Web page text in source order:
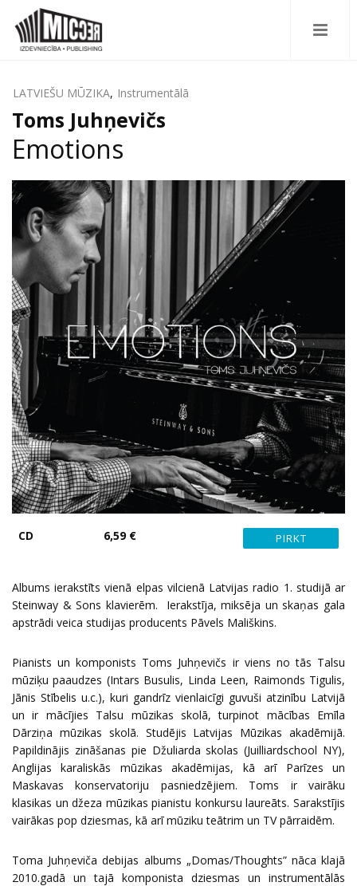
LATVIEŠU MŪZIKA, Instrumentālā
Toms Juhņevičs
Emotions
CD 6,59 €
Albums ierakstīts vienā elpas vilcienā Latvijas radio 1. studijā ar
Steinway & Sons klavierēm. Ierakstīja, miksēja un skaņas gala
apstrādi veica studijas producents Pāvels Mališkins.
Pianists un komponists Toms Juhņevičs ir viens no tās Talsu
mūziķu paaudzes (Intars Busulis, Linda Leen, Raimonds Tigulis,
Jānis Stībelis u.c.), kuri gandrīz vienlaicīgi guvuši atzinību Latvijā
un ir mācījies Talsu mūzikas skolā, turpinot mācības Emīla
Dārziņa mūzikas skolā. Studējis Latvijas Mūzikas akadēmijā.
Papildinājis zināšanas pie Džuliarda skolas (Juilliardschool NY),
Anglijas karaliskās mūzikas akadēmijas, kā arī Parīzes un
Maskavas konservatoriju pasniedzējiem. Toms ir vairāku
klasikas un džeza mūzikas pianistu konkursu laureāts. Sarakstījis
vairākas pop dziesmas, kā arī mūziku teātrim un TV pārraidēm.
Toma Juhņeviča debijas albums „Domas/Thoughts” nāca klajā
2010.gadā un tajā komponista dziesmas un instrumentālās